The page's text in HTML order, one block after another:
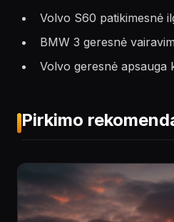
Volvo S60 patikimesnė
BMW 3 geresnė
Volvo geresnė apsauga
Pirkimo